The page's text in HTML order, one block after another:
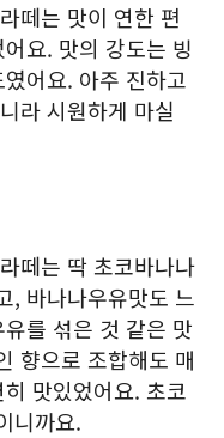
떼는 맛이 연한 편
요. 맛의 강도는 빙
어요. 아주 진하고
라 시원하게 마실
떼는 딱 초코바나나
, 바나나우유맛도 느
를 섞은 것 같은 맛
향으로 조합해도 매
맛있었어요. 초코
니까요.